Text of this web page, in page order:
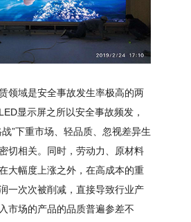
领域是安全事故发生率极高的两
LED显示屏之所以安全事故频发，
”下重市场、轻品质、忽视差异生
切相关。同时，劳动力、原材料
大幅度上涨之外，在高成本的重
一次次被削减，直接导致行业产
市场的产品的品质普遍参差不